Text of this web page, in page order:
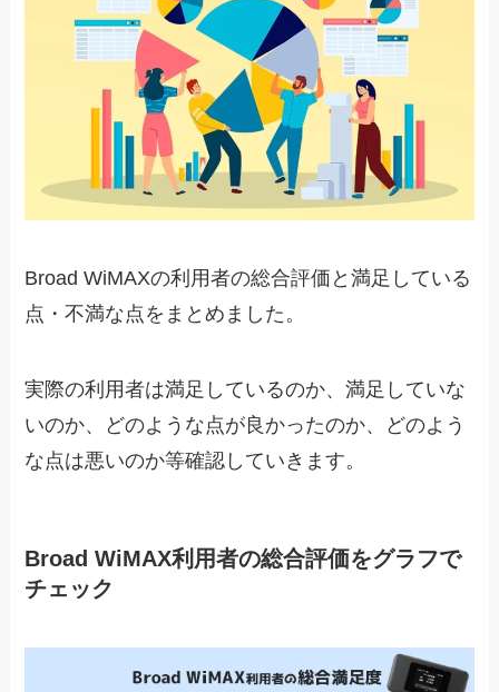
Broad WiMAXの利用者の総合評価と満足している
点・不満な点をまとめました。
実際の利用者は満足しているのか、満足していな
いのか、どのような点が良かったのか、どのよう
な点は悪いのか等確認していきます。
Broad WiMAX利用者の総合評価をグラフで
チェック